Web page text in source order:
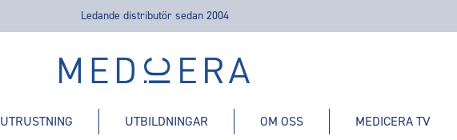
Ledande distributör sedan 2004
Medicera | New Medic Era AB
UTRUSTNING UTBILDNINGAR OM OSS MEDICERA TV